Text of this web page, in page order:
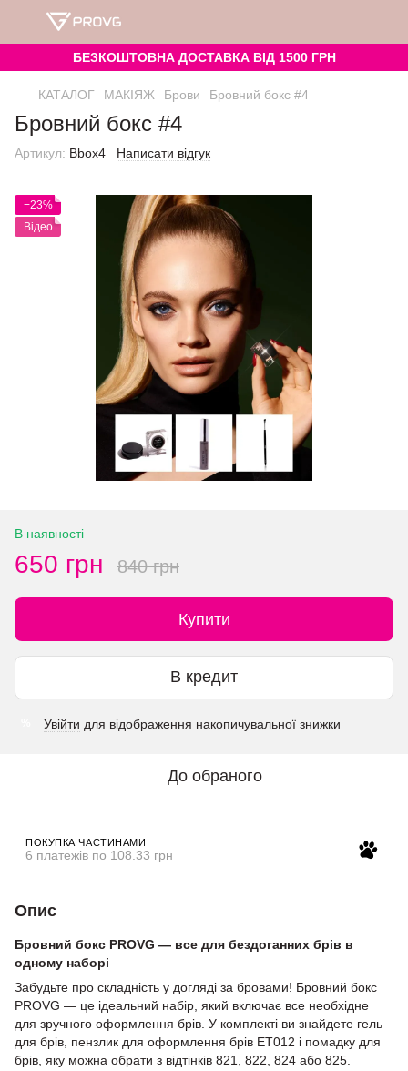
БЕЗКОШТОВНА ДОСТАВКА ВІД 1500 ГРН
КАТАЛОГ МАКІЯЖ Брови Бровний бокс #4
Бровний бокс #4
Артикул: Bbox4 Написати відгук
−23%
Відео
В наявності
650 грн 840 грн
Купити
В кредит
Увійти для відображення накопичувальної знижки
До обраного
ПОКУПКА ЧАСТИНАМИ
6 платежів по 108.33 грн
Опис
Бровний бокс PROVG — все для бездоганних брів в
одному наборі
Забудьте про складність у догляді за бровами! Бровний бокс
PROVG — це ідеальний набір, який включає все необхідне
для зручного оформлення брів. У комплекті ви знайдете гель
для брів, пензлик для оформлення брів ET012 і помадку для
брів, яку можна обрати з відтінків 821, 822, 824 або 825.